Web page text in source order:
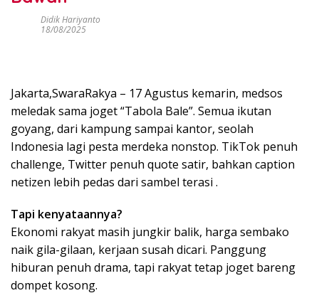
Didik Hariyanto
18/08/2025
Jakarta,SwaraRakya – 17 Agustus kemarin, medsos
meledak sama joget “Tabola Bale”. Semua ikutan
goyang, dari kampung sampai kantor, seolah
Indonesia lagi pesta merdeka nonstop. TikTok penuh
challenge, Twitter penuh quote satir, bahkan caption
netizen lebih pedas dari sambel terasi .
Tapi kenyataannya?
Ekonomi rakyat masih jungkir balik, harga sembako
naik gila-gilaan, kerjaan susah dicari. Panggung
hiburan penuh drama, tapi rakyat tetap joget bareng
dompet kosong.